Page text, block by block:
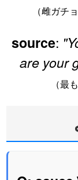
（雌ガチ
source:
are your
（最